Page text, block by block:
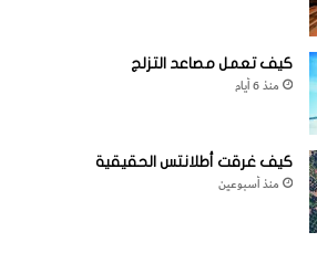
كيف تعمل مصاعد التزلج
منذ 6 أيام
كيف غرقت أطلانتس الحقيقية
منذ أسبوعين